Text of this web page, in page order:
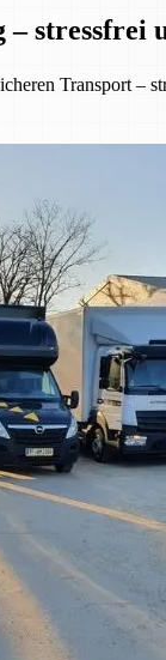
stressfrei
Transport –